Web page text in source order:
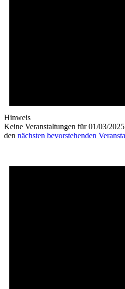
Hinweis
Keine Veranstaltungen für 01/03/
den nächsten bevorstehenden